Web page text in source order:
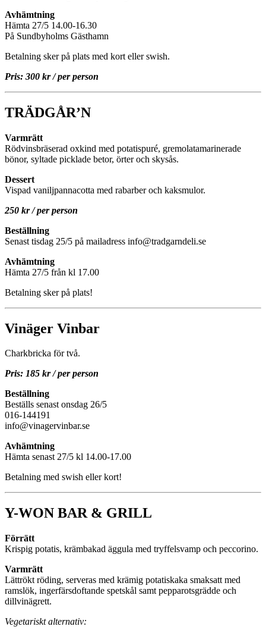
Avhämtning
Hämta 27/5 14.00-16.30
På Sundbyholms Gästhamn
Betalning sker på plats med kort eller swish.
Pris: 300 kr / per person
TRÄDGÅR’N
Varmrätt
Rödvinsbräserad oxkind med potatispuré, gremolatamarinerade
bönor, syltade picklade betor, örter och skysås.
Dessert
Vispad vaniljpannacotta med rabarber och kaksmulor.
250 kr / per person
Beställning
Senast tisdag 25/5 på mailadress info@tradgarndeli.se
Avhämtning
Hämta 27/5 från kl 17.00
Betalning sker på plats!
Vinäger Vinbar
Charkbricka för två.
Pris: 185 kr / per person
Beställning
Beställs senast onsdag 26/5
016-144191
info@vinagervinbar.se
Avhämtning
Hämta senast 27/5 kl 14.00-17.00
Betalning med swish eller kort!
Y-WON BAR & GRILL
Förrätt
Krispig potatis, krämbakad äggula med tryffelsvamp och peccorino.
Varmrätt
Lättrökt röding, serveras med krämig potatiskaka smaksatt med
ramslök, ingerfärsdoftande spetskål samt pepparotsgrädde och
dillvinägrett.
Vegetariskt alternativ: